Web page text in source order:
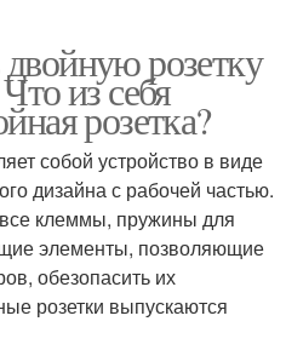
розетку
из себя
розетка?
собой устройство в виде
дизайна с рабочей частью.
клеммы, пружины для
элементы, позволяющие
обезопасить их
розетки выпускаются